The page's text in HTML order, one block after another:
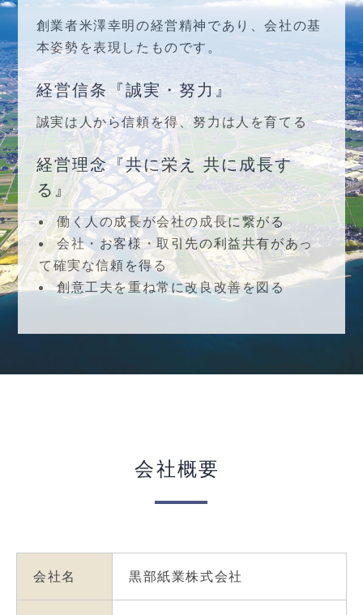
創業者米澤幸明の経営精神であり、会社の基
本姿勢を表現したものです。
経営信条『誠実・努力』
誠実は人から信頼を得、努力は人を育てる
経営理念『共に栄え 共に成長す
る』
働く人の成長が会社の成長に繋がる
会社・お客様・取引先の利益共有があっ
て確実な信頼を得る
創意工夫を重ね常に改良改善を図る
会社概要
会社名 黒部紙業株式会社